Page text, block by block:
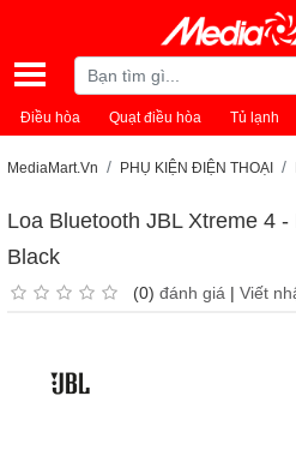
Điều hòa Quạt điều hòa Tủ lạnh
MediaMart.Vn PHỤ KIỆN ĐIỆN THOẠI
Loa Bluetooth JBL Xtreme 4
Black
(0) đánh giá | Viết